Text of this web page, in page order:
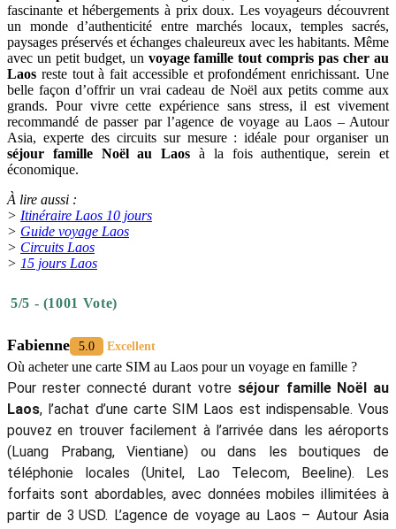
fascinante et hébergements à prix doux. Les voyageurs découvrent
un monde d’authenticité entre marchés locaux, temples sacrés,
paysages préservés et échanges chaleureux avec les habitants. Même
avec un petit budget, un voyage famille tout compris pas cher au
Laos reste tout à fait accessible et profondément enrichissant. Une
belle façon d’offrir un vrai cadeau de Noël aux petits comme aux
grands. Pour vivre cette expérience sans stress, il est vivement
recommandé de passer par l’agence de voyage au Laos – Autour
Asia, experte des circuits sur mesure : idéale pour organiser un
séjour famille Noël au Laos à la fois authentique, serein et
économique.
À lire aussi :
> Itinéraire Laos 10 jours
> Guide voyage Laos
> Circuits Laos
> 15 jours Laos
5/5 - (1001 Vote)
Fabienne 5.0 Excellent
Où acheter une carte SIM au Laos pour un voyage en famille ?
Pour rester connecté durant votre séjour famille Noël au
Laos, l’achat d’une carte SIM Laos est indispensable. Vous
pouvez en trouver facilement à l’arrivée dans les aéroports
(Luang Prabang, Vientiane) ou dans les boutiques de
téléphonie locales (Unitel, Lao Telecom, Beeline). Les
forfaits sont abordables, avec données mobiles illimitées à
partir de 3 USD. L’agence de voyage au Laos – Autour Asia